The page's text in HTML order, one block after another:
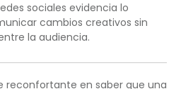
sociales evidencia lo
cambios creativos sin
la audiencia.
reconfortante en saber que una